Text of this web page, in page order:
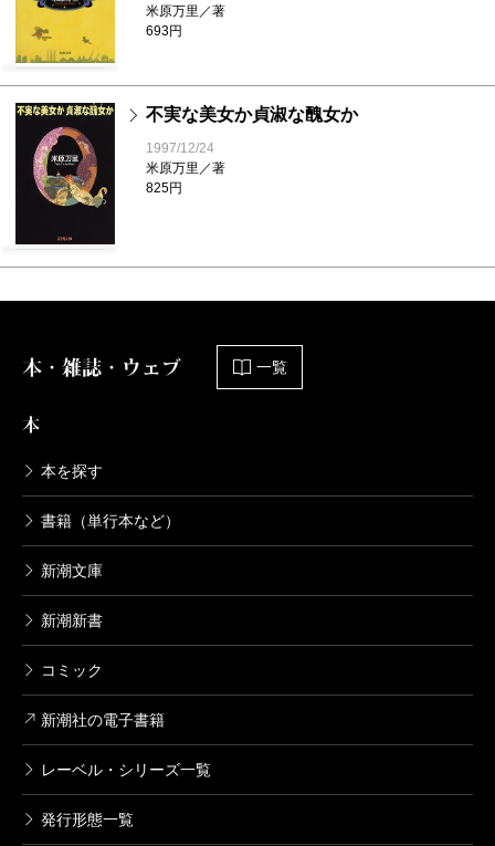
米原万里／著
693円
不実な美女か貞淑な醜女か
1997/12/24
米原万里／著
825円
本・雑誌・ウェブ 一覧
本
本を探す
書籍（単行本など）
新潮文庫
新潮新書
コミック
新潮社の電子書籍
レーベル・シリーズ一覧
発行形態一覧